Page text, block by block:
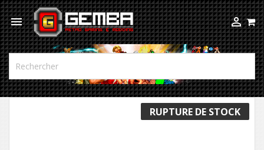
 
RUPTURE DE STOCK